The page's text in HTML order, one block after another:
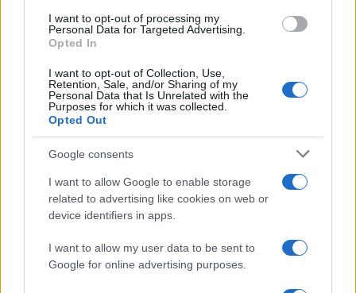
I want to opt-out of processing my
Personal Data for Targeted Advertising.
Opted In
I want to opt-out of Collection, Use,
Retention, Sale, and/or Sharing of my
Personal Data that Is Unrelated with the
Purposes for which it was collected.
Opted Out
Google consents
I want to allow Google to enable storage
related to advertising like cookies on web or
device identifiers in apps.
I want to allow my user data to be sent to
Google for online advertising purposes.
με τα δύο παιδιά τους
Ελίζαμπεθ Ελέτσι και Νεκτάριος Λεμονίδης
πάρουν την ευχή για τον γιο τους
Ηφαίστειο Σαντορίνης: Ένας 15χρονος που
δεν πρόλαβε να ξεφύγει από το τσουνάμι
μπορεί να αλλάξει τη χρονολογία της
προϊστορικής έκρηξης
Παρκαδόρος στο Ελαφονήσι συνελήφθη
για έβδομη φορά - Τον «τσάκωσαν»
αστυνομικοί που προσποιήθηκαν τους
τουρίστες
συνεχίζει τις ολιγοήμερες διακοπές του –
Πού βρέθηκε το Σάββατο